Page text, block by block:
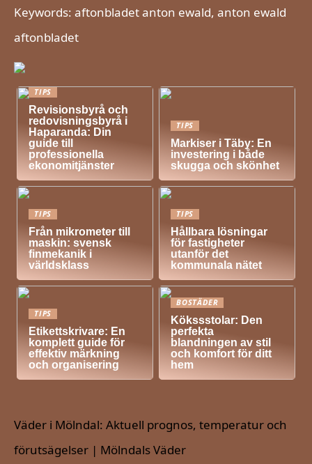
Keywords: aftonbladet anton ewald, anton ewald
aftonbladet
TIPS
Revisionsbyrå och
redovisningsbyrå i
Haparanda: Din
guide till
professionella
ekonomitjänster
TIPS
Markiser i Täby: En
investering i både
skugga och skönhet
TIPS
Från mikrometer till
maskin: svensk
finmekanik i
världsklass
TIPS
Hållbara lösningar
för fastigheter
utanför det
kommunala nätet
TIPS
Etikettskrivare: En
komplett guide för
effektiv märkning
och organisering
BOSTÄDER
Kökssstolar: Den
perfekta
blandningen av stil
och komfort för ditt
hem
Väder i Mölndal: Aktuell prognos, temperatur och
förutsägelser | Mölndals Väder